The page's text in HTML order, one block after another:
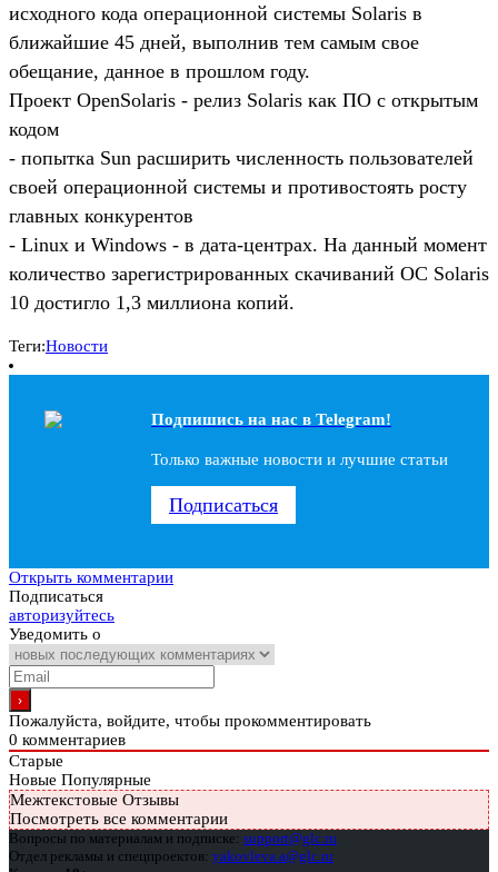
исходного кода операционной системы Solaris в
ближайшие 45 дней, выполнив тем самым свое
обещание, данное в прошлом году.
Проект OpenSolaris - релиз Solaris как ПО с открытым
кодом
- попытка Sun расширить численность пользователей
своей операционной системы и противостоять росту
главных конкурентов
- Linux и Windows - в дата-центрах. На данный момент
количество зарегистрированных скачиваний ОС Solaris
10 достигло 1,3 миллиона копий.
Теги:Новости
Подпишись на наc в Telegram!
Только важные новости и лучшие статьи
Подписаться
Открыть комментарии
Подписаться
авторизуйтесь
Уведомить о
Пожалуйста, войдите, чтобы прокомментировать
0 комментариев
Старые
Новые Популярные
Межтекстовые Отзывы
Посмотреть все комментарии
Вопросы по материалам и подписке: support@glc.ru
Отдел рекламы и спецпроектов: yakovleva.a@glc.ru